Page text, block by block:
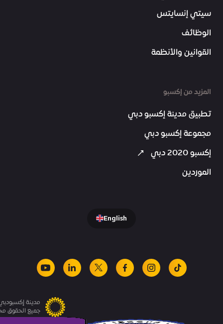
سيتي إنسايتس
الوظائف
القوانين والأنظمة
المزيد من إكسبو
تطبيق مدينة إكسبو دبي
مجموعة إكسبو دبي
إكسبو 2020 دبي
الموردين
English
tiktok
instagram
facebook
x
linkedin
youtube
مدينة
جميع الحقوق